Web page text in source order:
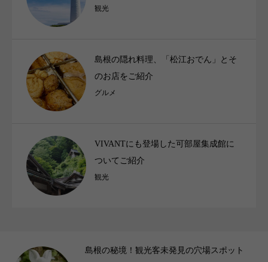
観光
島根の隠れ料理、「松江おでん」とそ
のお店をご紹介
グルメ
VIVANTにも登場した可部屋集成館に
ついてご紹介
観光
島根の秘境！観光客未発見の穴場スポット